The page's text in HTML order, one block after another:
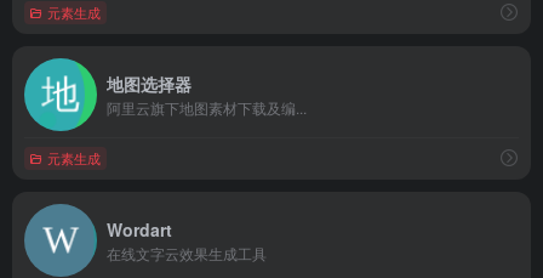
元素生成
地图选择器
阿里云旗下地图素材下载及编...
元素生成
Wordart
在线文字云效果生成工具